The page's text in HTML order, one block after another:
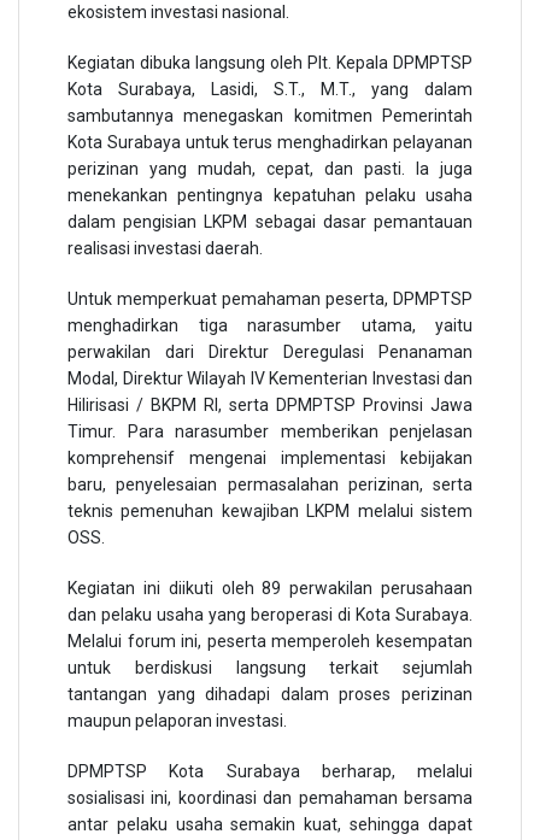
ekosistem investasi nasional.
Kegiatan dibuka langsung oleh Plt. Kepala DPMPTSP
Kota Surabaya, Lasidi, S.T., M.T., yang dalam
sambutannya menegaskan komitmen Pemerintah
Kota Surabaya untuk terus menghadirkan pelayanan
perizinan yang mudah, cepat, dan pasti. Ia juga
menekankan pentingnya kepatuhan pelaku usaha
dalam pengisian LKPM sebagai dasar pemantauan
realisasi investasi daerah.
Untuk memperkuat pemahaman peserta, DPMPTSP
menghadirkan tiga narasumber utama, yaitu
perwakilan dari Direktur Deregulasi Penanaman
Modal, Direktur Wilayah IV Kementerian Investasi dan
Hilirisasi / BKPM RI, serta DPMPTSP Provinsi Jawa
Timur. Para narasumber memberikan penjelasan
komprehensif mengenai implementasi kebijakan
baru, penyelesaian permasalahan perizinan, serta
teknis pemenuhan kewajiban LKPM melalui sistem
OSS.
Kegiatan ini diikuti oleh 89 perwakilan perusahaan
dan pelaku usaha yang beroperasi di Kota Surabaya.
Melalui forum ini, peserta memperoleh kesempatan
untuk berdiskusi langsung terkait sejumlah
tantangan yang dihadapi dalam proses perizinan
maupun pelaporan investasi.
DPMPTSP Kota Surabaya berharap, melalui
sosialisasi ini, koordinasi dan pemahaman bersama
antar pelaku usaha semakin kuat, sehingga dapat